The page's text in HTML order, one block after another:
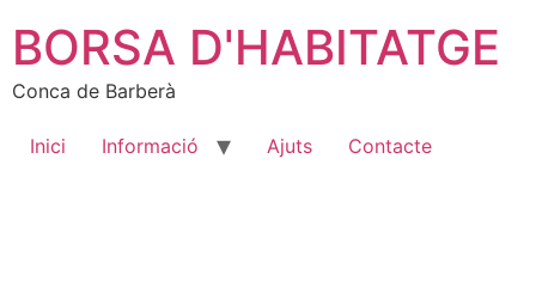
BORSA D'HABITATGE
Conca de Barberà
Inici Informació Ajuts Contacte